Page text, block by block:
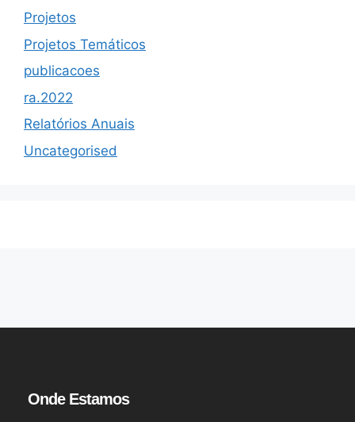
Projetos
Projetos Temáticos
publicacoes
ra.2022
Relatórios Anuais
Uncategorised
Onde Estamos